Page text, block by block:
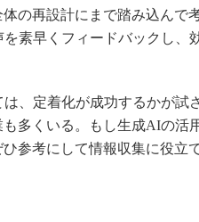
の再設計にまで踏み込んで
素早くフィードバックし、
、定着化が成功するかが試
多くいる。もし生成AIの活
参考にして情報収集に役立